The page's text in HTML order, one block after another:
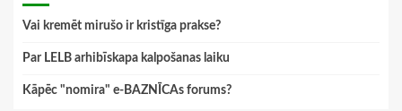
Vai kremēt mirušo ir kristīga prakse?
Par LELB arhibīskapa kalpošanas laiku
Kāpēc "nomira" e-BAZNĪCAs forums?